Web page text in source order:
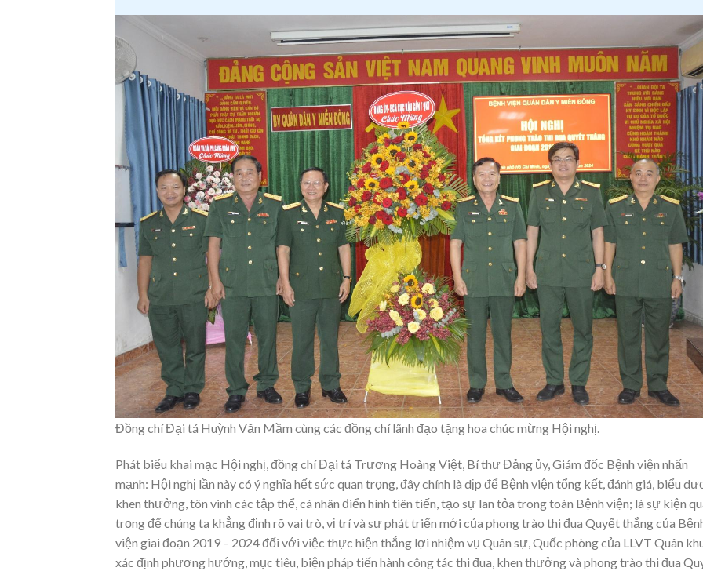
Đồng chí Đại tá Huỳnh Văn Mầm cùng các đồng chí lãnh đạo tặng hoa chúc mừng Hội nghị.
Phát biểu khai mạc Hội nghị, đồng chí Đại tá Trương Hoàng Việt, Bí thư Đảng ủy, Giám đốc Bệnh viện nhấn
mạnh: Hội nghị lần này có ý nghĩa hết sức quan trọng, đây chính là dịp để Bệnh viện tổng kết, đánh giá, biểu
khen thưởng, tôn vinh các tập thể, cá nhân điển hình tiên tiến, tạo sự lan tỏa trong toàn Bệnh viện; là sự kiện
trọng để chúng ta khẳng định rõ vai trò, vị trí và sự phát triển mới của phong trào thi đua Quyết thắng của
viện giai đoạn 2019 – 2024 đối với việc thực hiện thắng lợi nhiệm vụ Quân sự, Quốc phòng của LLVT Quân
xác định phương hướng, mục tiêu, biện pháp tiến hành công tác thi đua, khen thưởng và phong trào thi đua